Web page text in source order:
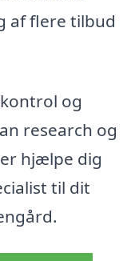
af flere tilbud
og
research og
hjælpe dig
til dit